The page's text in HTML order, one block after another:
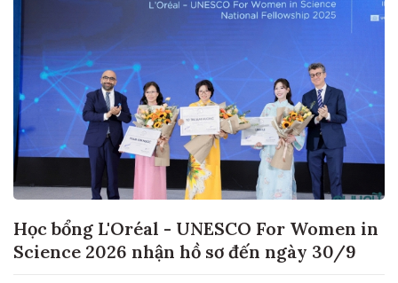
Học bổng L'Oréal - UNESCO For Women in
Science 2026 nhận hồ sơ đến ngày 30/9